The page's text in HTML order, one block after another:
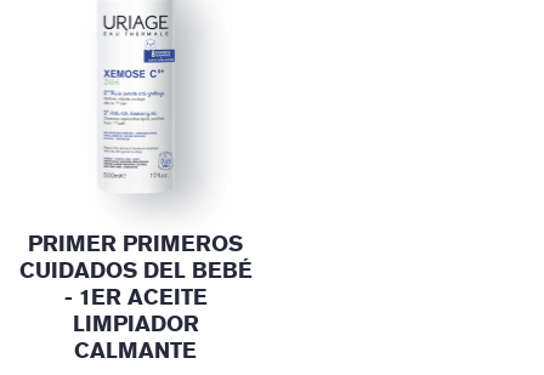
PRIMER PRIMEROS
CUIDADOS DEL BEBÉ
- 1ER ACEITE
LIMPIADOR
CALMANTE